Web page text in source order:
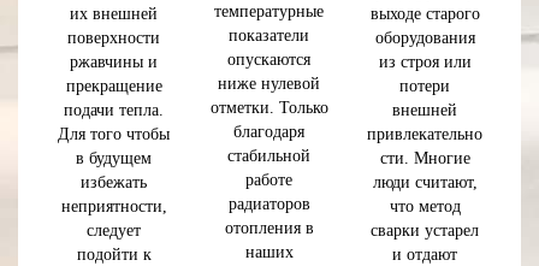
их внешней
поверхности
ржавчины и
прекращение
подачи тепла.
Для того чтобы
в будущем
избежать
неприятности,
следует
подойти к
температурные
показатели
опускаются
ниже нулевой
отметки. Только
благодаря
стабильной
работе
радиаторов
отопления в
наших
выходе старого
оборудования
из строя или
потери
внешней
привлекательно
сти. Многие
люди считают,
что метод
сварки устарел
и отдают